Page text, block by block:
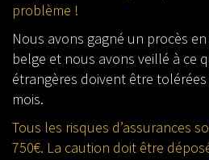
problème !
Nous avons gagné un procès
belge et nous avons veillé à ce
étrangères doivent être tolérées
mois.
Tous les risques d’assurances
750€. La caution doit être